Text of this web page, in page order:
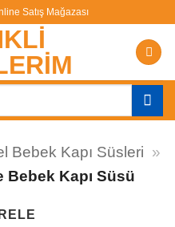
Satış Mağazası
Bebek Kapı Süsleri »
Bebek Kapı Süsü